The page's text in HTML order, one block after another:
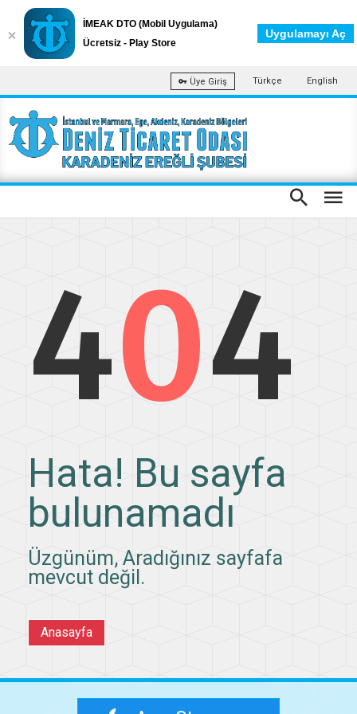
Üye Giriş Türkçe English
404
Hata! Bu sayfa
bulunamadı
Üzgünüm, Aradığınız sayfafa
mevcut değil.
Anasayfa
İMEAK DTO (Mobil Uygulama)
Ücretsiz - Play Store
Uygulamayı Aç